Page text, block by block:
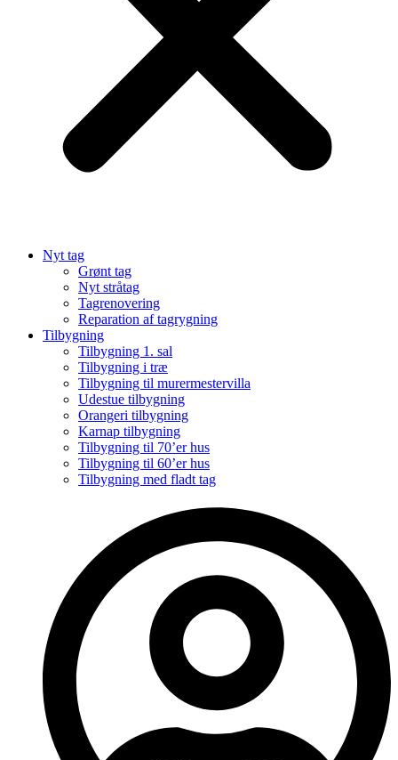
Nyt tag
Grønt tag
Nyt stråtag
Tagrenovering
Reparation af tagrygning
Tilbygning
Tilbygning 1. sal
Tilbygning i træ
Tilbygning til murermestervilla
Udestue tilbygning
Orangeri tilbygning
Karnap tilbygning
Tilbygning til 70’er hus
Tilbygning til 60’er hus
Tilbygning med fladt tag